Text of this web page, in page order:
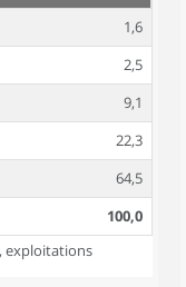
1,6
2,5
9,1
22,3
64,5
100,0
exploitations